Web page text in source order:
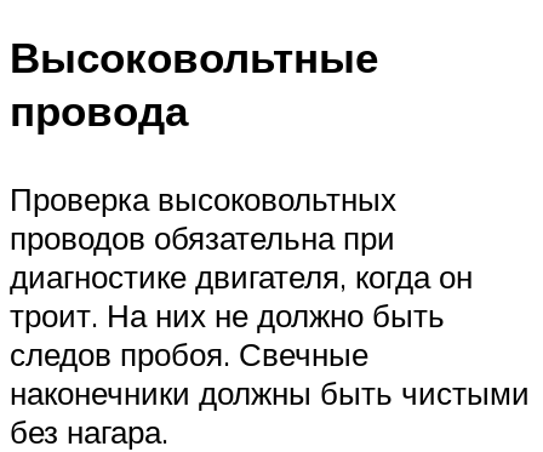
Высоковольтные
провода
Проверка высоковольтных
проводов обязательна при
диагностике двигателя, когда он
троит. На них не должно быть
следов пробоя. Свечные
наконечники должны быть чистыми
без нагара.